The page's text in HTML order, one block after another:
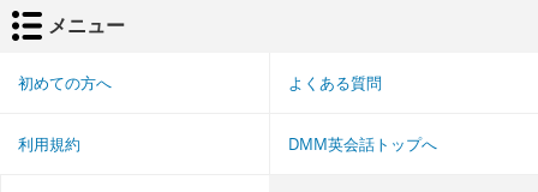
メニュー
初めての方へ よくある質問
利用規約 DMM英会話トップへ